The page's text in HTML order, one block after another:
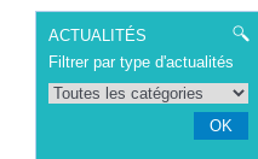
ACTUALITÉS
Filtrer par type d'actualités
OK